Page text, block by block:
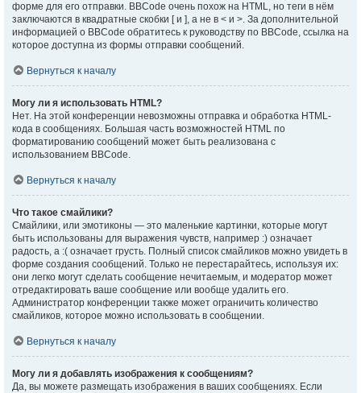
форме для его отправки. BBCode очень похож на HTML, но теги в нём
заключаются в квадратные скобки [ и ], а не в < и >. За дополнительной
информацией о BBCode обратитесь к руководству по BBCode, ссылка на
которое доступна из формы отправки сообщений.
Вернуться к началу
Могу ли я использовать HTML?
Нет. На этой конференции невозможны отправка и обработка HTML-
кода в сообщениях. Большая часть возможностей HTML по
форматированию сообщений может быть реализована с
использованием BBCode.
Вернуться к началу
Что такое смайлики?
Смайлики, или эмотиконы — это маленькие картинки, которые могут
быть использованы для выражения чувств, например :) означает
радость, а :( означает грусть. Полный список смайликов можно увидеть в
форме создания сообщений. Только не перестарайтесь, используя их:
они легко могут сделать сообщение нечитаемым, и модератор может
отредактировать ваше сообщение или вообще удалить его.
Администратор конференции также может ограничить количество
смайликов, которое можно использовать в сообщении.
Вернуться к началу
Могу ли я добавлять изображения к сообщениям?
Да, вы можете размещать изображения в ваших сообщениях. Если